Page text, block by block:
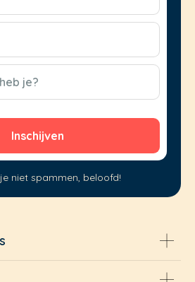
je?
niet spammen, beloofd!